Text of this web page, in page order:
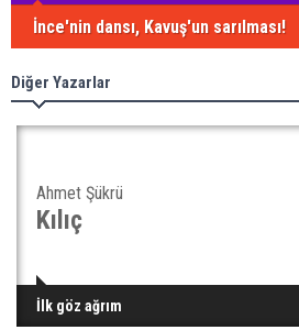
İnce'nin dansı, Kavuş'un sarılması!
Diğer Yazarlar
Ahmet Şükrü
Kılıç
İlk göz ağrım